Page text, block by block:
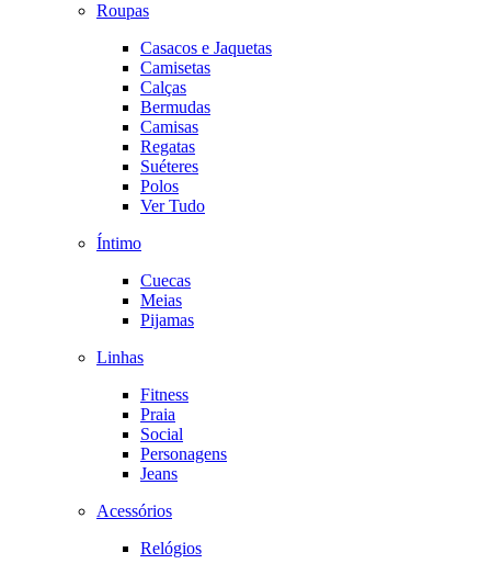
Roupas
Casacos e Jaquetas
Camisetas
Calças
Bermudas
Camisas
Regatas
Suéteres
Polos
Ver Tudo
Íntimo
Cuecas
Meias
Pijamas
Linhas
Fitness
Praia
Social
Personagens
Jeans
Acessórios
Relógios